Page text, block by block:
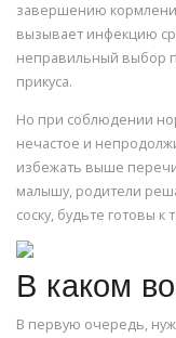
завершению
вызывает инфекцию
неправильный выбор
прикуса.
Но при соблюдении
нечастое и
избежать выше
малышу, родители
соску, будьте готовы к
В каком
В первую очередь,